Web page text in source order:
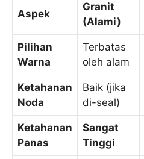
Aspek
Granit
(Alami)
Pilihan
Warna
Terbatas
oleh alam
Ketahanan
Noda
Baik (jika
di-seal)
Ketahanan
Panas
Sangat
Tinggi